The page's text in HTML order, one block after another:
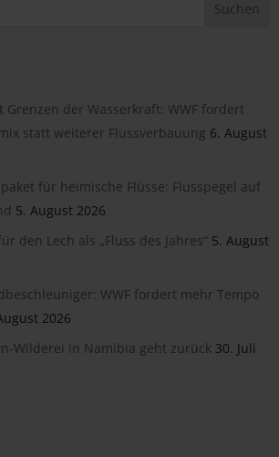
Grenzen der Wasserkraft: WWF fordert
statt weiterer Flussverbauung 6. August
für heimische Flüsse: Flusspegel auf
5. August 2026
den Lech als „Fluss des Jahres“ 5. August
WWF fordert mehr Tempo
2026
Wilderei in Namibia geht zurück 30. Juli